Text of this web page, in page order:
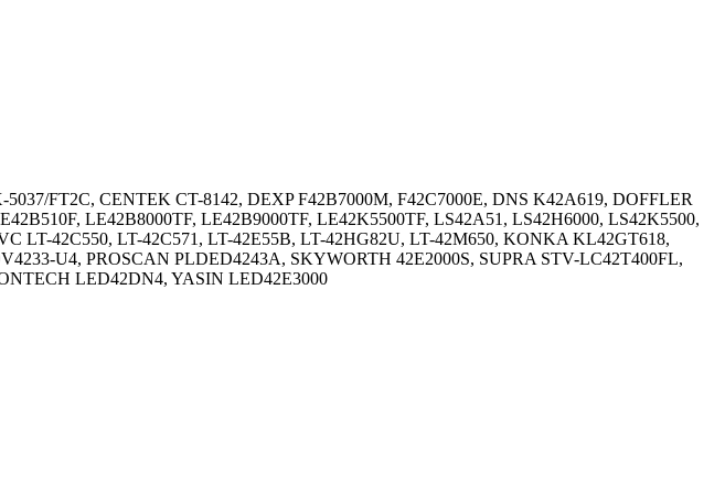
FT2C, CENTEK CT-8142, DEXP F42B7000M, F42C7000E, DNS K42A619, DOFFLER
LE42B8000TF, LE42B9000TF, LE42K5500TF, LS42A51, LS42H6000, LS42K5500,
LT-42C550, LT-42C571, LT-42E55B, LT-42HG82U, LT-42M650, KONKA KL42GT618,
U4, PROSCAN PLDED4243A, SKYWORTH 42E2000S, SUPRA STV-LC42T400FL,
LED42DN4, YASIN LED42E3000